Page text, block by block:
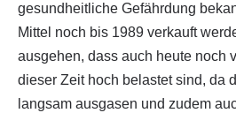
gesundheitliche Gefährdung
Mittel noch bis 1989 verkauft
ausgehen, dass auch heute noch
dieser Zeit hoch belastet sind, da
langsam ausgasen und zudem